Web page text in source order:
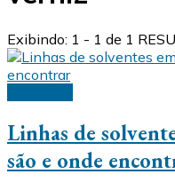
Exibindo: 1 - 1 de 1
Linhas de
são e onde